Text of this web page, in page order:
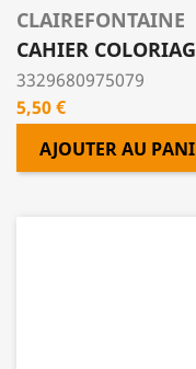
CLAIREFONTAINE
CAHIER
3329680975079
Prix
5,50 €
AJOUTER AU